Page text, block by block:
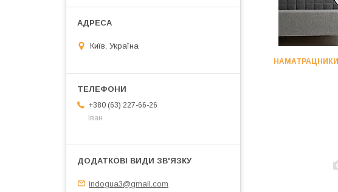
НАМАТРАЦНИКИ
Київ, Україна
+380 (63) 227-66-26
Іван
indogua3@gmail.com